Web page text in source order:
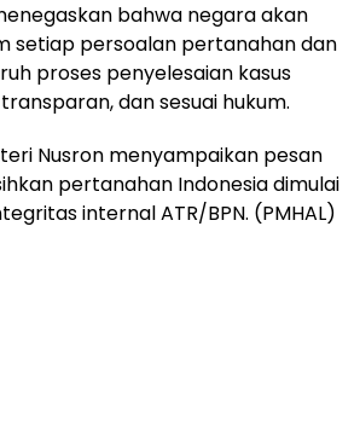
bahwa negara akan
setiap persoalan pertanahan dan
proses penyelesaian kasus
dan sesuai hukum.
Nusron menyampaikan pesan
pertanahan Indonesia dimulai
internal ATR/BPN. (PMHAL)